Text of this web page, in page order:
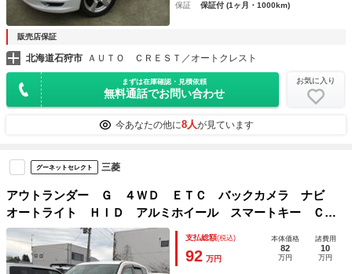
保証
保証付 (1ヶ月・1000km)
販売店保証
北海道石狩市 ＡＵＴＯ ＣＲＥＳＴ／オートクレスト
まずは在庫確認・見積依頼
無料通話でお問い合わせ
お気に入り
今あなたの他に8人が見ています
グーネットセレクト 三菱
アウトランダー Ｇ ４ＷＤ ＥＴＣ バックカメラ ナビ
オートライト ＨＩＤ アルミホイール スマートキー ＣＶ
Ｔ 盗難防止システム 衝突安全ボディ 記録簿 ＡＢＳ
ＥＳＣ エアコン 夏冬タイヤホイール付
支払総額(税込)
92 万円
本体価格
82
万円
諸費用
10
万円